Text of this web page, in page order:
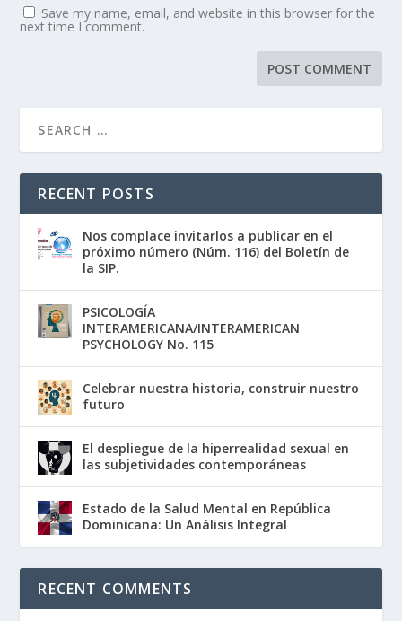
Save my name, email, and website in this browser for the
next time I comment.
RECENT POSTS
Nos complace invitarlos a publicar en el
próximo número (Núm. 116) del Boletín de
la SIP.
PSICOLOGÍA
INTERAMERICANA/INTERAMERICAN
PSYCHOLOGY No. 115
Celebrar nuestra historia, construir nuestro
futuro
El despliegue de la hiperrealidad sexual en
las subjetividades contemporáneas
Estado de la Salud Mental en República
Dominicana: Un Análisis Integral
RECENT COMMENTS